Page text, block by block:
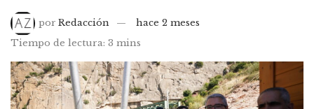
por Redacción
hace 2 meses
Tiempo de lectura: 3 mins